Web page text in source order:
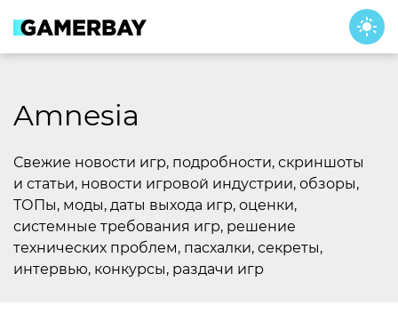
content
Amnesia
Свежие новости игр, подробности, скриншоты
и статьи, новости игровой индустрии, обзоры,
ТОПы, моды, даты выхода игр, оценки,
системные требования игр, решение
технических проблем, пасхалки, секреты,
интервью, конкурсы, раздачи игр